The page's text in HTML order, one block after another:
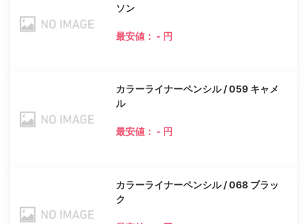
ソン
最安値： - 円
カラーライナーペンシル / 059 キャメ
ル
最安値： - 円
カラーライナーペンシル / 068 ブラッ
ク